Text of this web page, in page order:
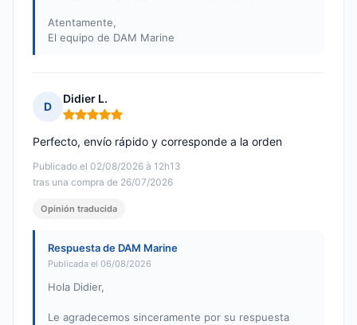
Atentamente,
El equipo de DAM Marine
D
Didier L.
Nota: 5 de 5
Publicado el 02/08/2026 à 12h13
tras una compra de 26/07/2026
Perfecto, envío rápido y corresponde a la orden
Opinión traducida
Respuesta de DAM Marine
Publicada el 06/08/2026
Hola Didier,
Le agradecemos sinceramente por su respuesta